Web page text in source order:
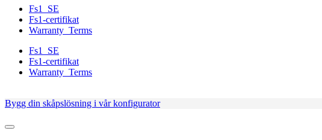
Fs1_SE
Fs1-certifikat
Warranty_Terms
Fs1_SE
Fs1-certifikat
Warranty_Terms
Bygg din skåpslösning i vår konfigurator